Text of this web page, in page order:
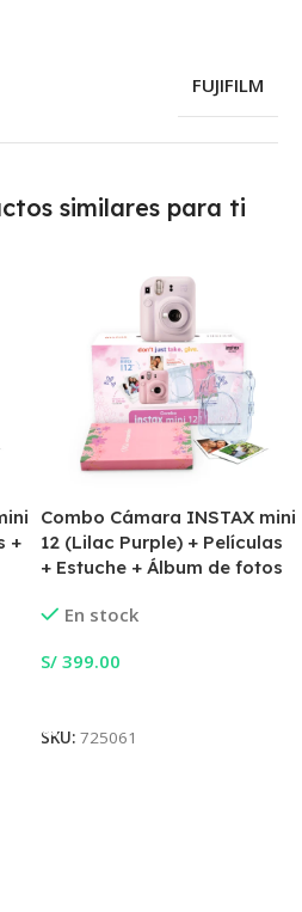
FUJIFILM
similares para ti
+
Combo Cámara INSTAX mini
12 (Lilac Purple) + Películas
+ Estuche + Álbum de fotos
En stock
S/ 399.00
SKU: 725061